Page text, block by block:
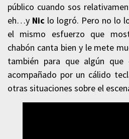
público cuando sos
eh…y Nic lo logró. Pero no lo
el mismo esfuerzo que
chabón canta bien y le mete
también para que algún
acompañado por un cálido
otras situaciones sobre el